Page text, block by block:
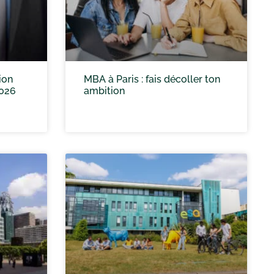
MBA à Paris : fais décoller ton
ambition